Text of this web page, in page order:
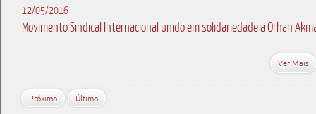
12/05/2016
Movimento Sindical Internacional unido em solidariedade a Orhan
Ver Mais
Próximo Último